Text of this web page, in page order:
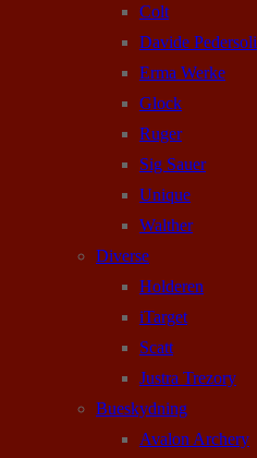
Colt
Davide Pedersoli
Erma Werke
Glock
Ruger
Sig Sauer
Unique
Walther
Diverse
Holderen
iTarget
Scatt
Justra Trezory
Bueskydning
Avalon Archery